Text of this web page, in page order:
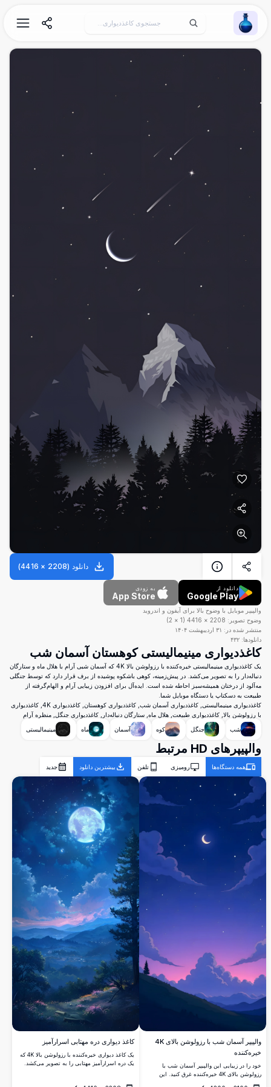
Wallpaper Alchemy
دانلود (
2208
×
4416
)
دانلود از
Google Play
به زودی
App Store
والپیپر موبایل با وضوح بالا برای آیفون و اندروید
وضوح تصویر: 2208
×
4416
(
1
×
2
)
منتشر شده در: ۳۱ اردیبهشت ۱۴۰۴
دانلودها: ۴۳۲
کاغذدیواری مینیمالیستی کوهستان آسمان شب
یک کاغذدیواری مینیمالیستی خیره‌کننده با رزولوشن بالا 4K که آسمان شبی آرام با هلال ماه و ستارگان
دنباله‌دار را به تصویر می‌کشد. در پیش‌زمینه، کوهی باشکوه پوشیده از برف قرار دارد که توسط جنگلی
مه‌آلود از درختان همیشه‌سبز احاطه شده است. ایده‌آل برای افزودن زیبایی آرام و الهام‌گرفته از
طبیعت به دسکتاپ یا دستگاه موبایل شما.
کاغذدیواری مینیمالیستی, کاغذدیواری آسمان شب, کاغذدیواری کوهستان, کاغذدیواری 4K, کاغذدیواری
با رزولوشن بالا, کاغذدیواری طبیعت, هلال ماه, ستارگان دنباله‌دار, کاغذدیواری جنگل, منظره آرام
شب
جنگل کوه آسمان ماه مینیمالیستی
والپیپرهای HD مرتبط
همه دستگاه‌ها رومیزی تلفن بیشترین دانلود جدید
والپیپر آسمان شب با رزولوشن بالای 4K
خیره‌کننده
خود را در زیبایی این والپیپر آسمان شب با
رزولوشن بالای 4K خیره‌کننده غرق کنید. این
کاغذ دیواری دره مهتابی اسرارآمیز
یک کاغذ دیواری خیره‌کننده با رزولوشن بالا 4K که
یک دره اسرارآمیز مهتابی را به تصویر می‌کشد.